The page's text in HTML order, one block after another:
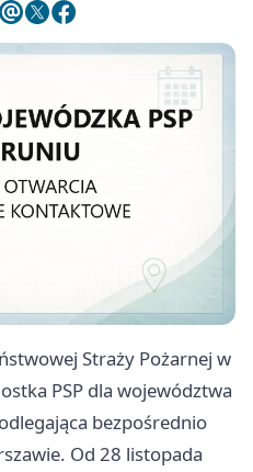
Straży Pożarnej w
PSP dla województwa
bezpośrednio
Od 28 listopada